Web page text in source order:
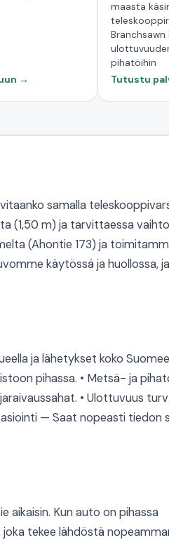
→
maasta
Branchsawn
pihatöihin
Tutustu
samalla
(1,50 m) ja tarvittaessa
(Ahontie 173) ja
käytössä ja huollossa,
ja lähetykset koko
pihassa. • Metsä- ja
• Ulottuvuus
— Saat nopeasti tiedon
aikaisin. Kun auto on pihassa
tekee lähdöstä